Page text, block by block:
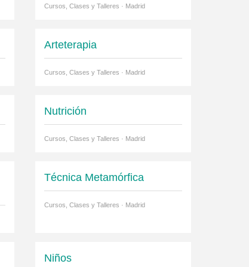
Cursos, Clases y Talleres · Madrid
Arteterapia
Cursos, Clases y Talleres · Madrid
Nutrición
Cursos, Clases y Talleres · Madrid
Técnica Metamórfica
Cursos, Clases y Talleres · Madrid
Niños